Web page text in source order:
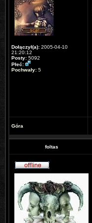
Dołączył(a): 2005-04-10
21:20:12
Posty: 5092
Płeć:
Pochwały: 5
Góra
foltas